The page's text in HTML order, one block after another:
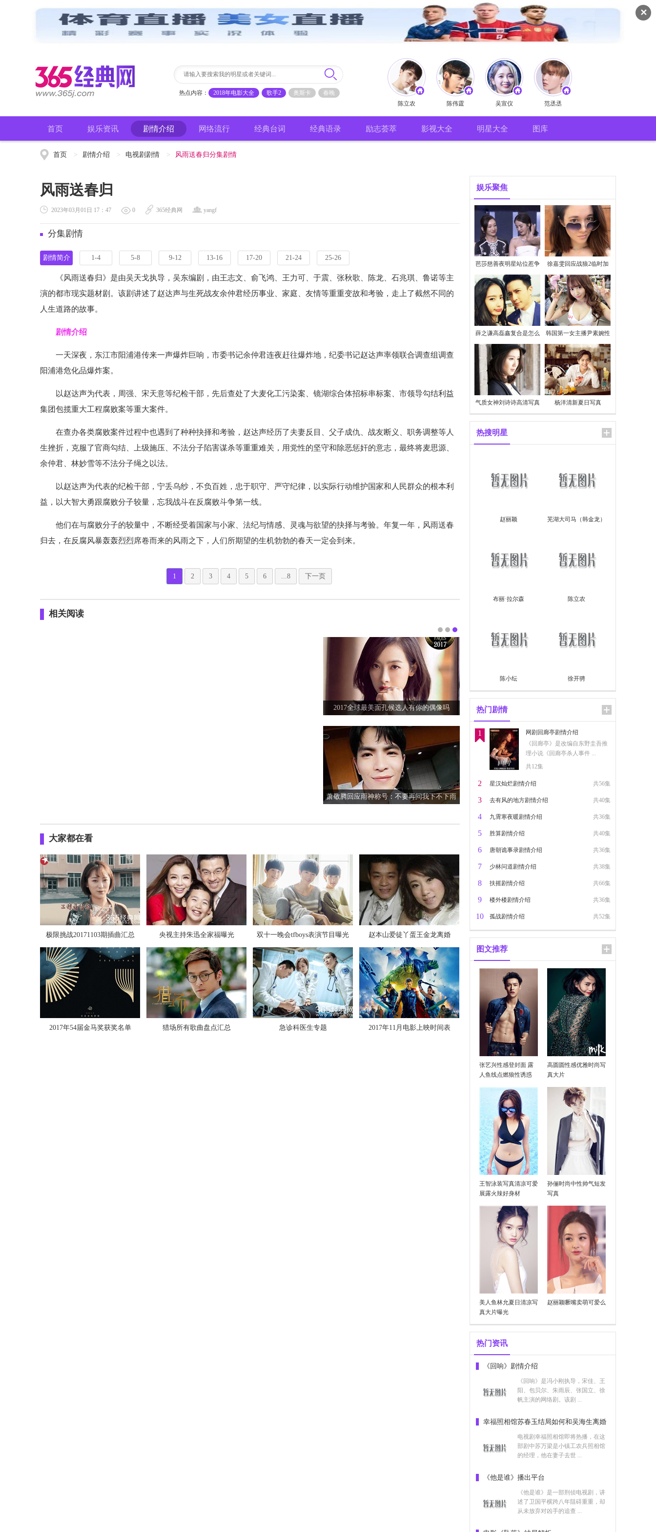
✕
热点内容： 2018年电影大全 歌手2 奥斯卡
春晚
陈立农
陈伟霆 吴宣仪 范丞丞
首页 娱乐资讯 剧情介绍 网络流行 经典台词 经典语录 励志荟萃 影视大全 明星大全 图库
首页 > 剧情介绍 > 电视剧剧情 > 风雨送春归分集剧情
风雨送春归
2023年03月01日 17：47 0 365经典网 yangf
分集剧情
剧情简介 1-4 5-8 9-12 13-16 17-20 21-24 25-26
《风雨送春归》是由吴天戈执导，吴东编剧，由王志文、俞飞鸿、王力可、于震、张秋歌、陈龙、石兆琪、鲁诺等主
演的都市现实题材剧。该剧讲述了赵达声与生死战友余仲君经历事业、家庭、友情等重重变故和考验，走上了截然不同的
人生道路的故事。
剧情介绍
一天深夜，东江市阳浦港传来一声爆炸巨响，市委书记余仲君连夜赶往爆炸地，纪委书记赵达声率领联合调查组调查
阳浦港危化品爆炸案。
以赵达声为代表，周强、宋天意等纪检干部，先后查处了大麦化工污染案、镜湖综合体招标串标案、市领导勾结利益
集团包揽重大工程腐败案等重大案件。
在查办各类腐败案件过程中也遇到了种种抉择和考验，赵达声经历了夫妻反目、父子成仇、战友断义、职务调整等人
生挫折，克服了官商勾结、上级施压、不法分子陷害谋杀等重重难关，用党性的坚守和除恶惩奸的意志，最终将麦思源、
余仲君、林妙雪等不法分子绳之以法。
以赵达声为代表的纪检干部，宁丢乌纱，不负百姓，忠于职守、严守纪律，以实际行动维护国家和人民群众的根本利
益，以大智大勇跟腐败分子较量，忘我战斗在反腐败斗争第一线。
他们在与腐败分子的较量中，不断经受着国家与小家、法纪与情感、灵魂与欲望的抉择与考验。年复一年，风雨送春
归去，在反腐风暴轰轰烈烈席卷而来的风雨之下，人们所期望的生机勃勃的春天一定会到来。
1 2 3 4 5 6 ...8 下一页
相关阅读
胡歌薛佳凝美国约会再续前缘？
杨洋新歌就像是IDOL下载试听mv及歌词
张碧晨对狗仔爆粗口是真是假
极限挑战第三季第九期插曲背景音乐整理
大家都在看
极限挑战20171103期插曲汇总 央视主持朱迅全家福曝光 双十一晚会tfboys表演节目曝光 赵本山爱徒丫蛋王金龙离婚
2017年54届金马奖获奖名单 猎场所有歌曲盘点汇总 急诊科医生专题 2017年11月电影上映时间表
娱乐聚焦
芭莎慈善夜明星站位惹争
议
徐嘉雯回应战狼2临时加
价
薛之谦高磊鑫复合是怎么
回事
韩国第一女主播尹素婉性
感私照
气质女神刘诗诗高清写真 杨洋清新夏日写真
热搜明星
赵丽颖 芜湖大司马（韩金龙）
布丽·拉尔森 陈立农
陈小纭 徐开骋
热门剧情
1
网剧回廊亭剧情介绍
《回廊亭》是改编自东野圭吾推
理小说《回廊亭杀人事件 ...
共12集
2 共56集
星汉灿烂剧情介绍
3 共40集
去有风的地方剧情介绍
4 共36集
九霄寒夜暖剧情介绍
5 共40集
胜算剧情介绍
6 共36集
唐朝诡事录剧情介绍
7 共38集
少林问道剧情介绍
8 共66集
扶摇剧情介绍
9 共36集
楼外楼剧情介绍
10 共52集
孤战剧情介绍
图文推荐
张艺兴性感登封面 露
人鱼线点燃狼性诱惑
高圆圆性感优雅时尚写
真大片
王智泳装写真清凉可爱
展露火辣好身材
孙俪时尚中性帅气短发
写真
美人鱼林允夏日清凉写
真大片曝光
赵丽颖噘嘴卖萌可爱么
热门资讯
《回响》剧情介绍
《回响》是冯小刚执导，宋佳、王
阳、包贝尔、朱雨辰、张国立、徐
帆主演的网络剧。该剧 ...
幸福照相馆苏春玉结局如何和吴海生离婚
电视剧幸福照相馆即将热播，在这
部剧中苏万梁是小镇工农兵照相馆
的经理，他在妻子去世 ...
《他是谁》播出平台
《他是谁》是一部刑侦电视剧，讲
述了卫国平横跨八年阻碍重重，却
从未放弃对凶手的追查 ...